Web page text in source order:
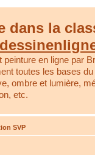
dans la
en ligne par
toutes les bases
ombre et lumière,
etc.
SVP